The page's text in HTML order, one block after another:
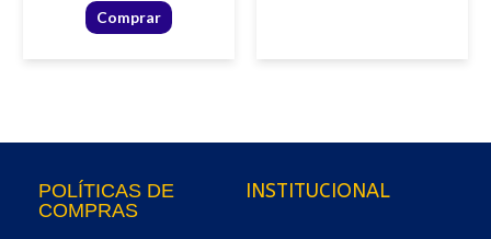
Comprar
POLÍTICAS DE
COMPRAS
INSTITUCIONAL